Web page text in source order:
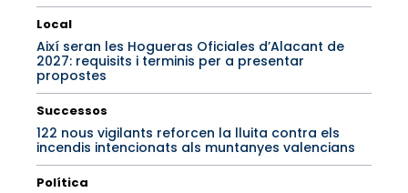
Local
Així seran les Hogueras Oficiales d’Alacant de
2027: requisits i terminis per a presentar
propostes
Successos
122 nous vigilants reforcen la lluita contra els
incendis intencionats als muntanyes valencians
Política